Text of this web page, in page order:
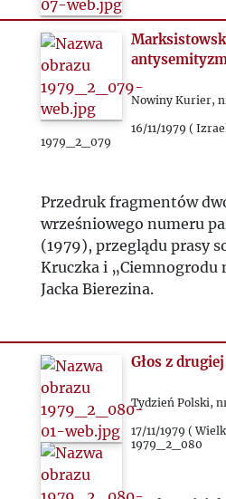
Nowiny Kurier,
16/11/1979 (
1979_2_079
Przedruk fragmentów
wrześniowego numeru
(1979), przeglądu prasy
Kruczka i „Ciemnogrodu
Jacka Bierezina.
Głos z
Tydzień Polski,
17/11/1979 (
1979_2_080